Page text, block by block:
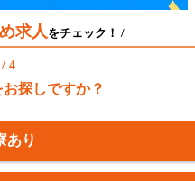
求人をチェック！ /
/ 4
探しですか？
あり